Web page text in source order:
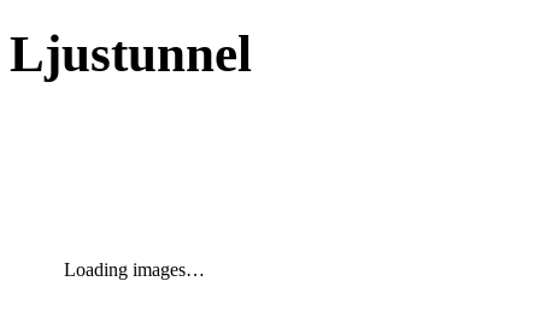
Ljustunnel
Loading images…